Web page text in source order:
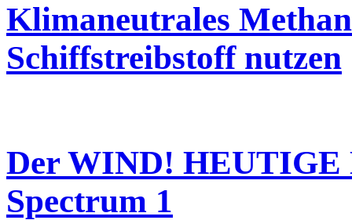
Klimaneutrales
Schiffstreibstoff nutzen
Der WIND! HEUTIGE
Spectrum 1